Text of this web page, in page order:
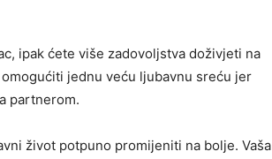
ipak ćete više zadovoljstva doživjeti na
jednu veću ljubavnu sreću jer
partnerom.
život potpuno promijeniti na bolje. Vaša